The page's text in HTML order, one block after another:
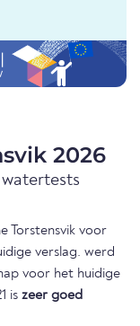
2026
Torstensvik voor
verslag. werd
voor het huidige
is zeer goed